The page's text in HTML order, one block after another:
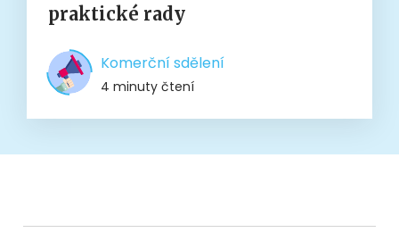
praktické rady
Komerční sdělení
4 minuty čtení